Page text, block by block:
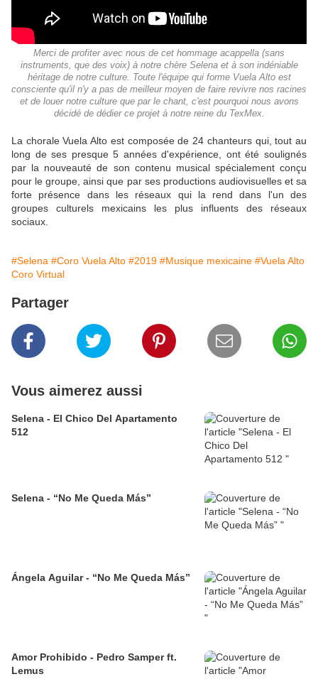
Merci de profiter avec nous de cet hommage acappella (sans
instruments, que des voix) à notre chère Selena et à son indéniable
héritage de notre culture. Toute l'équipe qui forme Vuela Alto est
consciente qu'il n'y a pas de meilleur moyen de faire revivre nos racines
et de louer notre culture que par le chant, c'est pourquoi nous avons
décidé de dédier ce projet à notre reine du TexMex.
La chorale Vuela Alto est composée de 24 chanteurs qui, tout au
long de ses presque 5 années d'expérience, ont été soulignés
par la nouveauté de son contenu musical spécialement conçu
pour le groupe, ainsi que par ses productions audiovisuelles et sa
forte présence dans les réseaux qui la rend dans l'un des
groupes culturels mexicains les plus influents des réseaux
sociaux.
#Selena #Coro Vuela Alto #2019 #Musique mexicaine #Vuela Alto
Coro Virtual
Partager
Vous aimerez aussi
Selena - El Chico Del Apartamento
512
Selena - “No Me Queda Más”
Ángela Aguilar - “No Me Queda Más”
Amor Prohibido - Pedro Samper ft.
Lemus